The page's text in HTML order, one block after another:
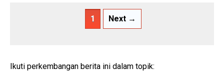
1 Next →
Ikuti perkembangan berita ini dalam topik: